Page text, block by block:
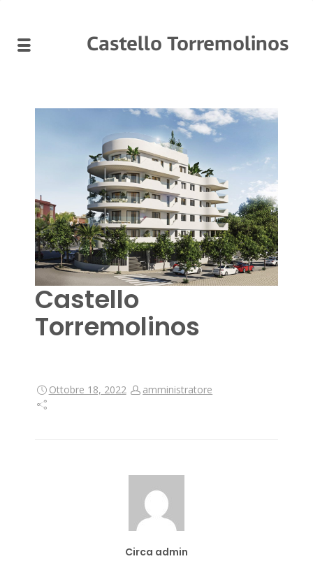
Castello Torremolinos
Castello
Torremolinos
Ottobre 18, 2022 amministratore
Circa admin